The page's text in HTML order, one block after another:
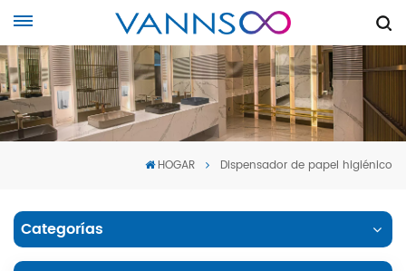
HOGAR Dispensador de papel higiénico
Categorías